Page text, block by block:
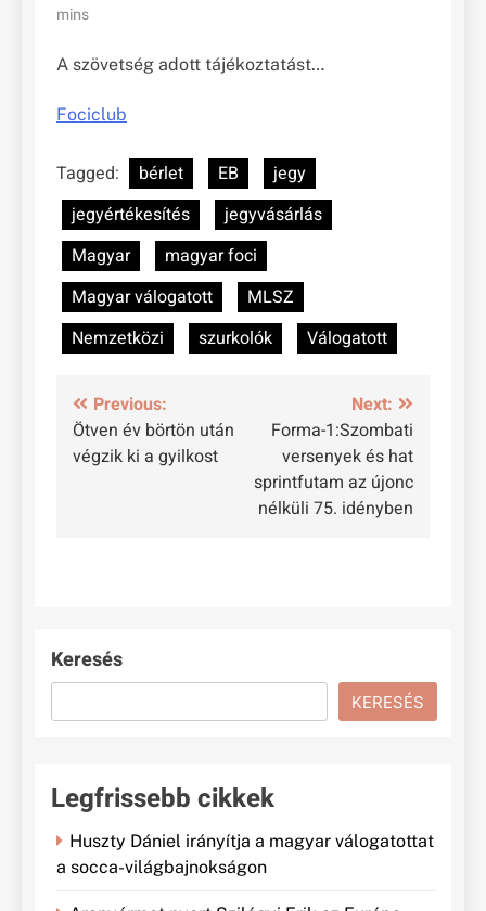
mins
A szövetség adott tájékoztatást…
Fociclub
Tagged: bérlet EB
jegy
jegyértékesítés
jegyvásárlás
Magyar
magyar foci
Magyar válogatott
MLSZ
Nemzetközi
szurkolók Válogatott
Bejegyzés
navigáció
Previous:
Ötven év börtön után
végzik ki a gyilkost
Next:
Forma-1:Szombati
versenyek és hat
sprintfutam az újonc
nélküli 75. idényben
Keresés
KERESÉS
Legfrissebb cikkek
Huszty Dániel irányítja a magyar válogatottat
a socca-világbajnokságon